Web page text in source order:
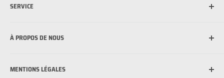
Qu’est-ce que MagSafe ?
portable
Comment poser un film de protection sur un téléphone
SERVICE
Options de paiement
FAQ - Questions fréquemment posées
À PROPOS DE NOUS
Témoignages de clients
MENTIONS LÉGALES